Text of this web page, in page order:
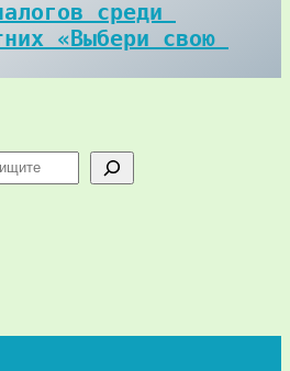
среди
«Выбери свою